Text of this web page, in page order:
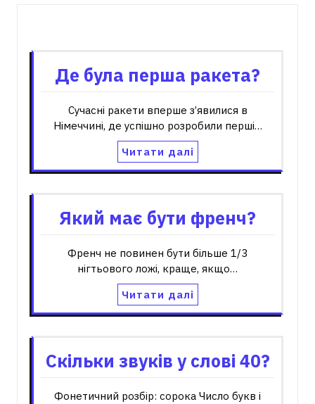
Де була перша ракета?
Сучасні ракети вперше з’явилися в
Німеччині, де успішно розробили перші…
Читати далі
Який має бути френч?
Френч не повинен бути більше 1/3
нігтьового ложі, краще, якщо…
Читати далі
Скільки звуків у слові 40?
Фонетичний розбір: сорока Число букв і